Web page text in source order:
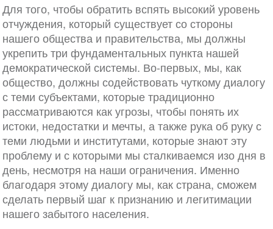
Для того, чтобы обратить вспять высокий уровень
отчуждения, который существует со стороны
нашего общества и правительства, мы должны
укрепить три фундаментальных пункта нашей
демократической системы. Во-первых, мы, как
общество, должны содействовать чуткому диалогу
с теми субъектами, которые традиционно
рассматриваются как угрозы, чтобы понять их
истоки, недостатки и мечты, а также рука об руку с
теми людьми и институтами, которые знают эту
проблему и с которыми мы сталкиваемся изо дня в
день, несмотря на наши ограничения. Именно
благодаря этому диалогу мы, как страна, сможем
сделать первый шаг к признанию и легитимации
нашего забытого населения.